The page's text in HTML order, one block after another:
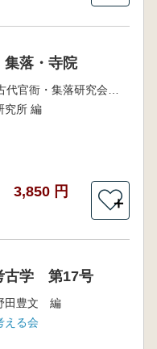
集落・寺院
第23回古代官衙・集落研究会報告書
究所 編
3,850 円
＋
古学 第17号
田豊文 編
える会